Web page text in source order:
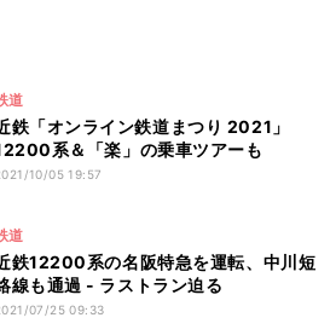
道
鉄「オンライン鉄道まつり 2021」
系＆「楽」の乗車ツアーも
10/05 19:57
道
鉄12200系の名阪特急を運転、中川短
線も通過 - ラストラン迫る
07/25 09:33